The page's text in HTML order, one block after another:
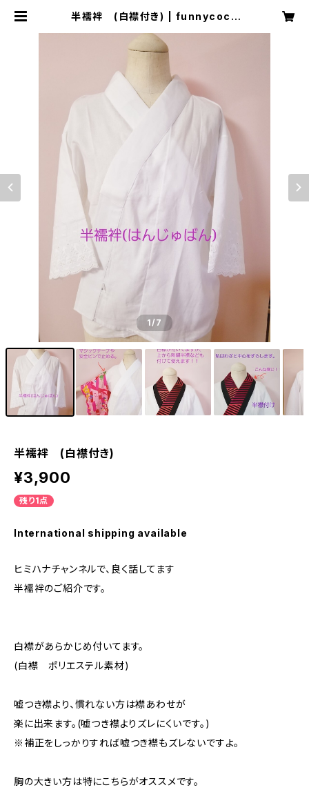
半襦袢 (白襟付き) | funnycoco
1/7
半襦袢 (白襟付き)
¥3,900
残り1点
International shipping available
ヒミハナチャンネルで、良く話してます
半襦袢のご紹介です。
白襟があらかじめ付いてます。
(白襟 ポリエステル素材)
嘘つき襟より、慣れない方は襟あわせが
楽に出来ます。(嘘つき襟よりズレにくいです。)
※補正をしっかりすれば嘘つき襟もズレないですよ。
胸の大きい方は特にこちらがオススメです。